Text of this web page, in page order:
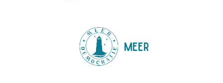
MEER